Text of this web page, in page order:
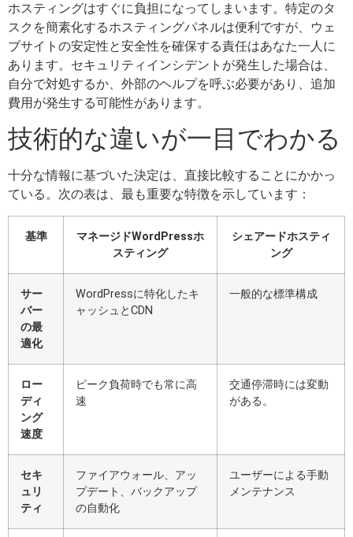
ホスティングはすぐに負担になってしまいます。特定のタ
スクを簡素化するホスティングパネルは便利ですが、ウェ
ブサイトの安定性と安全性を確保する責任はあなた一人に
あります。セキュリティインシデントが発生した場合は、
自分で対処するか、外部のヘルプを呼ぶ必要があり、追加
費用が発生する可能性があります。
技術的な違いが一目でわかる
十分な情報に基づいた決定は、直接比較することにかかっ
ている。次の表は、最も重要な特徴を示しています：
基準
マネージドWordPressホ
スティング
シェアードホスティ
ング
サー
バー
の最
適化
WordPressに特化したキ
ャッシュとCDN
一般的な標準構成
ロー
ディ
ング
速度
ピーク負荷時でも常に高
速
交通停滞時には変動
がある。
セキ
ュリ
ティ
ファイアウォール、アッ
プデート、バックアップ
の自動化
ユーザーによる手動
メンテナンス